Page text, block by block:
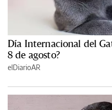
Día Internacional del
8 de agosto?
elDiarioAR